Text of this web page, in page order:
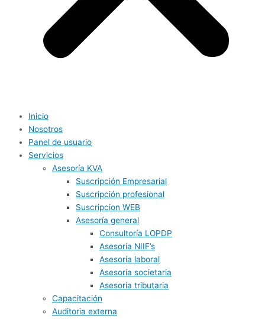
Inicio
Nosotros
Panel de usuario
Servicios
Asesoría KVA
Suscripción Empresarial
Suscripción profesional
Suscripcion WEB
Asesoría general
Consultoría LOPDP
Asesoría NIIF’s
Asesoría laboral
Asesoría societaria
Asesoría tributaria
Capacitación
Auditoria externa